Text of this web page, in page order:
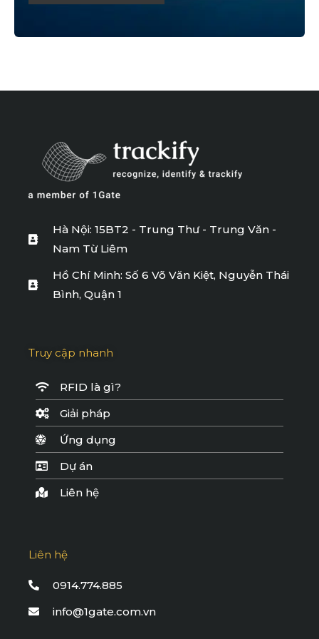
Hà Nội: 15BT2 - Trung Thư - Trung Văn -
Nam Từ Liêm
Hồ Chí Minh: Số 6 Võ Văn Kiệt, Nguyễn Thái
Bình, Quận 1
Truy cập nhanh
RFID là gì?
Giải pháp
Ứng dụng
Dự án
Liên hệ
Liên hệ
0914.774.885
info@1gate.com.vn